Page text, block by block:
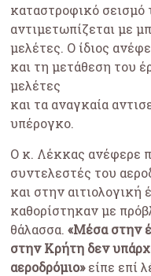
καταστροφικό σεισμό
αντιμετωπίζεται με
μελέτες. Ο ίδιος
και τη μετάθεση του
μελέτες
και τα αναγκαία
υπέρογκο.
Ο κ. Λέκκας ανέφερε
συντελεστές του
και στην αιτιολογική
καθορίστηκαν με
θάλασσα.«Μέσα στην
στην Κρήτη δεν
αεροδρόμιο»είπε επί